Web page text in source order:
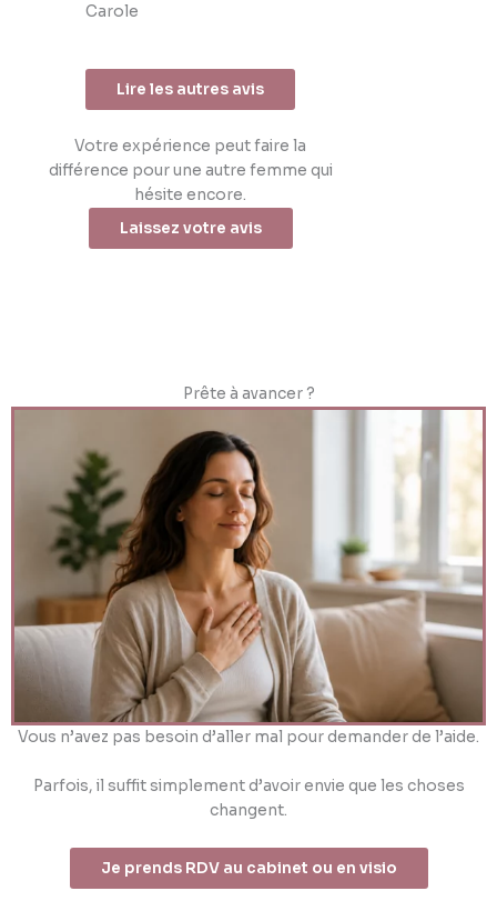
Carole
Lire les autres avis
Votre expérience peut faire la
différence pour une autre femme qui
hésite encore.
Laissez votre avis
Prête à avancer ?
Vous n’avez pas besoin d’aller mal pour demander de l’aide.
Parfois, il suffit simplement d’avoir envie que les choses
changent.
Je prends RDV au cabinet ou en visio